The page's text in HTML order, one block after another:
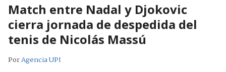
Match entre Nadal y Djokovic
cierra jornada de despedida del
tenis de Nicolás Massú
PorAgencia UPI